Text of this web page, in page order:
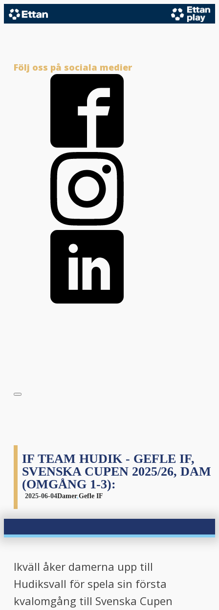
Följ oss på sociala medier
IF TEAM HUDIK - GEFLE IF,
SVENSKA CUPEN 2025/26, DAM
(OMGÅNG 1-3):
2025-06-04Damer,Gefle IF
Ikväll åker damerna upp till
Hudiksvall för spela sin första
kvalomgång till Svenska Cupen